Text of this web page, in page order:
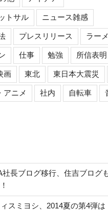
トサル ニュース雑感
プレスリリース ラー
仕事 勉強 所信表明
画 東北 東日本大震災
アニメ 社内 自転車
社長ブログ移行、住吉ブログ
スミヨシ、2014夏の第4弾は